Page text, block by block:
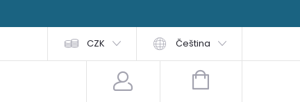
Obchodní podmínky
CZK Čeština
NÁKUPNÍ KOŠÍK